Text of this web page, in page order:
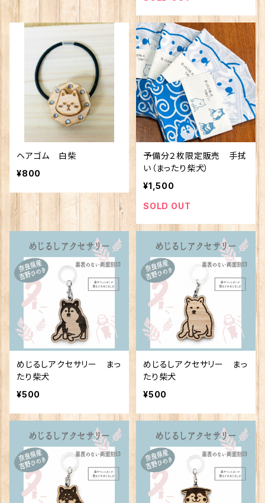
ヘアゴム 白柴
¥800
予備分２枚限定販売 手拭
い（まったり柴犬）
¥1,500
SOLD OUT
めじるしアクセサリー まっ
たり柴犬
¥500
めじるしアクセサリー まっ
たり柴犬
¥500